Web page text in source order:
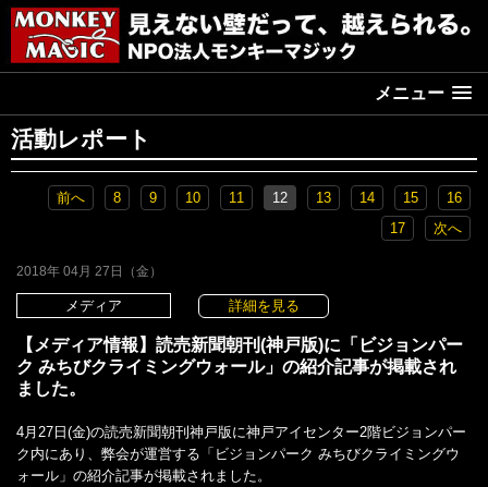
メニュー
活動レポート
前へ 8 9 10 11 12 13 14 15
16
17
次へ
2018年 04月 27日（金）
メディア 詳細を見る
【メディア情報】読売新聞朝刊(神戸版)に「ビジョンパー
ク みちびクライミングウォール」の紹介記事が掲載され
ました。
4月27日(金)の読売新聞朝刊神戸版に神戸アイセンター2階ビジョンパー
ク内にあり、弊会が運営する「ビジョンパーク みちびクライミングウ
ォール」の紹介記事が掲載されました。